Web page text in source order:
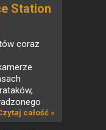
Station
coraz
całość »